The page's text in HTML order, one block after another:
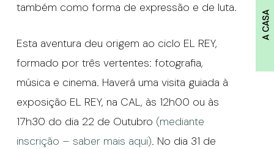
A CASA
também como forma de expressão e de luta.
Esta aventura deu origem ao ciclo EL REY,
formado por três vertentes: fotografia,
música e cinema. Haverá uma visita guiada à
exposição EL REY, na CAL, às 12h00 ou às
17h30 do dia 22 de Outubro (mediante
inscrição – saber mais aqui). No dia 31 de